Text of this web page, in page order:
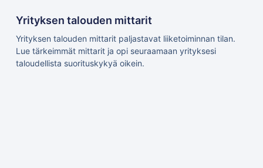
Yrityksen talouden mittarit
Yrityksen talouden mittarit paljastavat liiketoiminnan tilan.
Lue tärkeimmät mittarit ja opi seuraamaan yrityksesi
taloudellista suorituskykyä oikein.